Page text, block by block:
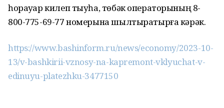
һорауҙар килеп тыуһа, төбәк операторының 8-
800-775-69-77 номерына шылтыратырға кәрәк.
https://www.bashinform.ru/news/economy/2023-10-
13/v-bashkirii-vznosy-na-kapremont-vklyuchat-v-
edinuyu-platezhku-3477150